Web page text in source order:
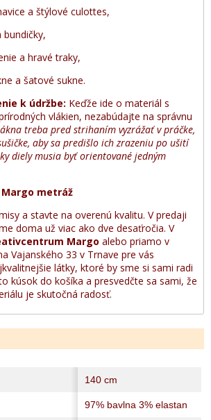
a štýlové culottes,
bundičky,
a hravé traky,
a šatové sukne.
k údržbe: Keďže ide o materiál s
vlákien, nezabúdajte na správnu
treba pred strihaním vyzrážať v práčke,
aby sa predišlo ich zrazeniu po ušití
diely musia byť orientované jedným
metráž
a stavte na overenú kvalitu. V predaji
doma už viac ako dve desaťročia. V
Margo alebo priamo v
Vajanského 33 v Trnave pre vás
látky, ktoré by sme si sami radi
kúsok do košíka a presvedčte sa sami, že
je skutočná radosť.
140 cm
97% bavlna 3% elastan